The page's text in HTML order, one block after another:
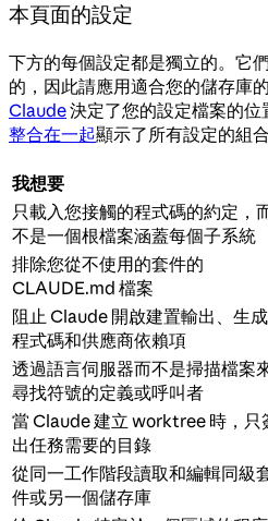
本頁面的設定
下方的每個設定都是獨立的。它
的，因此請應用適合您的儲存庫的
Claude決定了您的設定檔案的位
整合在一起顯示了所有設定的組合
我想要
只載入您接觸的程式碼的約定，
不是一個根檔案涵蓋每個子系統
排除您從不使用的套件的
CLAUDE.md 檔案
阻止 Claude 開啟建置輸出、生
程式碼和供應商依賴項
透過語言伺服器而不是掃描檔案
尋找符號的定義或呼叫者
當 Claude 建立 worktree 時，只
出任務需要的目錄
從同一工作階段讀取和編輯同級
件或另一個儲存庫